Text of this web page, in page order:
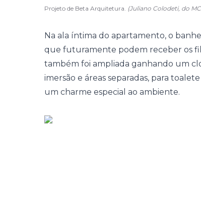
Projeto de Beta Arquitetura. (Juliano Colodeti, do
Na ala íntima do apartamento, o
que futuramente podem receber os
também foi ampliada ganhando um
imersão e áreas separadas, para
um charme especial ao ambiente.